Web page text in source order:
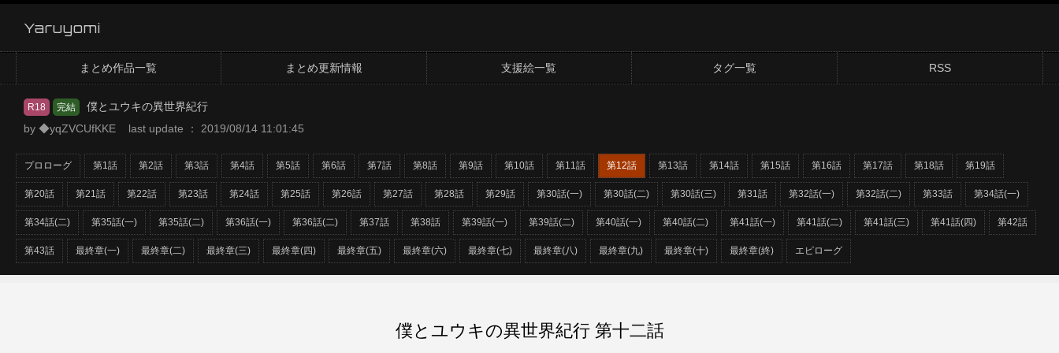
Yaruyomi
まとめ作品一覧 まとめ更新情報 支援絵一覧 タグ一覧 RSS
R18 完結
僕とユウキの異世界紀行
by ◆yqZVCUfKKE last update ： 2019/08/14 11:01:45
プロローグ 第1話 第2話 第3話 第4話 第5話 第6話 第7話 第8話 第9話 第10話 第11話 第12話 第13話 第14話 第15話 第16話 第17話 第18話 第19話
第20話 第21話 第22話 第23話 第24話 第25話 第26話 第27話 第28話 第29話 第30話(一) 第30話(二) 第30話(三) 第31話 第32話(一) 第32話(二) 第33話 第34話(一)
第34話(二) 第35話(一) 第35話(二) 第36話(一) 第36話(二) 第37話 第38話 第39話(一) 第39話(二) 第40話(一) 第40話(二) 第41話(一) 第41話(二) 第41話(三) 第41話(四) 第42話
第43話 最終章(一) 最終章(二) 最終章(三) 最終章(四) 最終章(五) 最終章(六) 最終章(七) 最終章(八) 最終章(九) 最終章(十) 最終章(終) エピローグ
僕とユウキの異世界紀行 第十二話